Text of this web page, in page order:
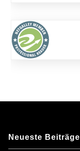
Neueste Beiträge